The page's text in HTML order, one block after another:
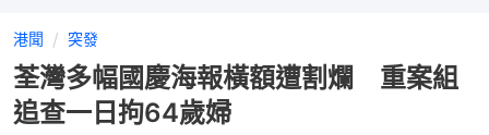
港聞 突發
荃灣多幅國慶海報橫額遭割爛 重案組
追查一日拘64歲婦